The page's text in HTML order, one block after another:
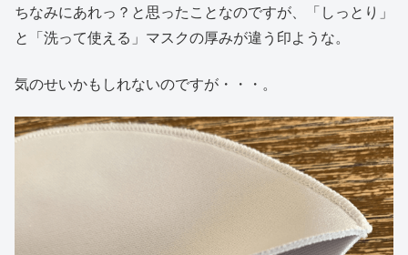
ちなみにあれっ？と思ったことなのですが、「しっとり」
と「洗って使える」マスクの厚みが違う印ような。
気のせいかもしれないのですが・・・。